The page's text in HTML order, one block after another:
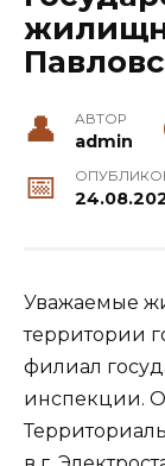
АВТОР
admin
Уважаемые
территории
филиал
инспекции.